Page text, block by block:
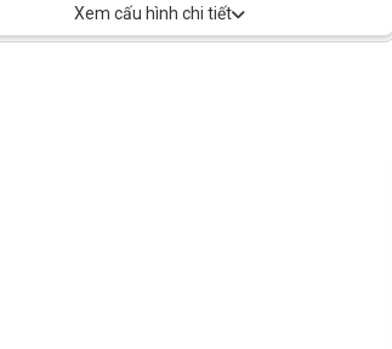
Xem cấu hình chi tiết